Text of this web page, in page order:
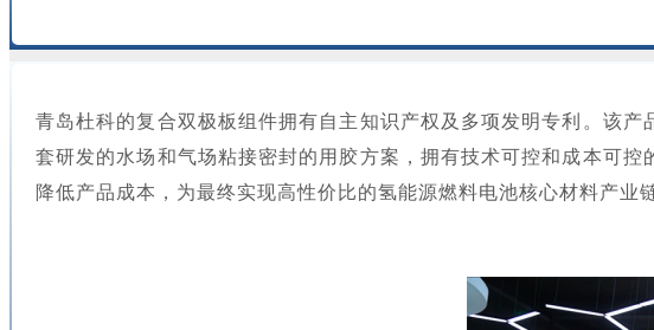
青岛杜科的复合双极板组件拥有自主知识产权及多项发明专利。该
套研发的水场和气场粘接密封的用胶方案，拥有技术可控和成本可
降低产品成本，为最终实现高性价比的氢能源燃料电池核心材料产业